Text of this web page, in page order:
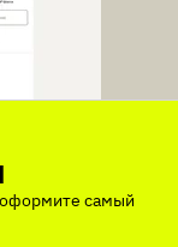
оформите самый